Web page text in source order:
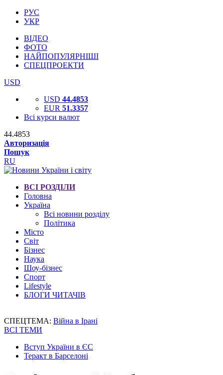
РУС
УКР
ВІДЕО
ФОТО
НАЙПОПУЛЯРНІШІ
СПЕЦПРОЕКТИ
USD
USD 44.4853
EUR 51.3357
Всі курси валют
44.4853
Авторизація
Пошук
RU
ВСІ РОЗДІЛИ
Головна
Україна
Всі новини розділу
Політика
Місто
Світ
Бізнес
Наука
Шоу-бізнес
Спорт
Lifestyle
БЛОГИ ЧИТАЧІВ
СПЕЦТЕМА: Війна в Ірані
ВСІ ТЕМИ
Вступ України в ЄС
Теракт в Барселоні